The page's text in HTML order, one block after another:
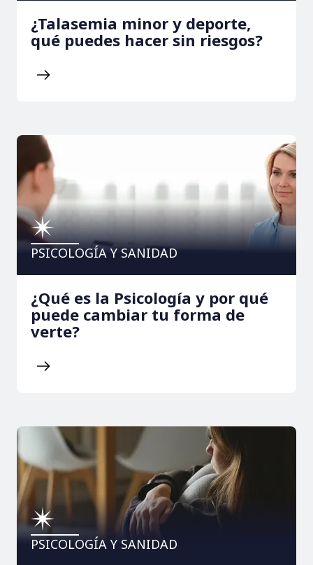
¿Talasemia minor y deporte,
qué puedes hacer sin riesgos?
PSICOLOGÍA Y SANIDAD
¿Qué es la Psicología y por qué
puede cambiar tu forma de
verte?
PSICOLOGÍA Y SANIDAD